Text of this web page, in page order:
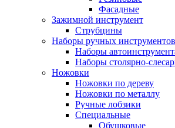
Фасадные
Зажимной инструмент
Струбцины
Наборы ручных инструментов
Наборы
Наборы столярно-
Ножовки
Ножовки по дереву
Ножовки по металлу
Ручные лобзики
Специальные
Обушковые